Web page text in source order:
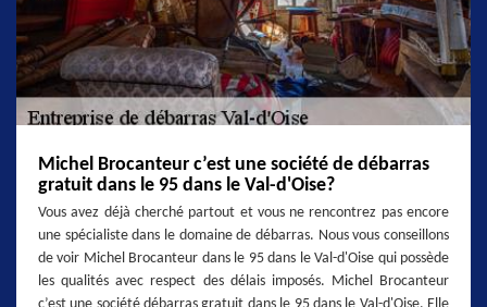
Michel Brocanteur c’est une société de débarras
gratuit dans le 95 dans le Val-d'Oise?
Vous avez déjà cherché partout et vous ne rencontrez pas encore
une spécialiste dans le domaine de débarras. Nous vous conseillons
de voir Michel Brocanteur dans le 95 dans le Val-d'Oise qui possède
les qualités avec respect des délais imposés. Michel Brocanteur